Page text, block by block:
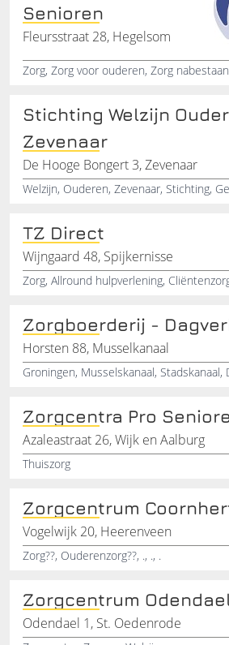
Senioren
Fleursstraat 28, Hegelsom
Stichting Welzijn
Zevenaar
De Hooge Bongert 3, Zevenaar
TZ Direct
Wijngaard 48, Spijkernisse
Zorgboerderij -
Horsten 88, Musselkanaal
Zorgcentra Pro Seniore
Azaleastraat 26, Wijk en Aalburg
Thuiszorg
Zorgcentrum
Vogelwijk 20, Heerenveen
Zorg??, Ouderenzorg??, ., ., .
Zorgcentrum
Odendael 1, St. Oedenrode